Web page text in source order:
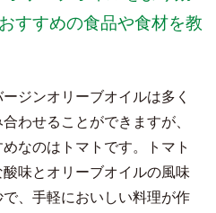
すすめの食品や食材を教
ジンオリーブオイルは多く
わせることができますが、
なのはトマトです。トマト
味とオリーブオイルの風味
、手軽においしい料理が作